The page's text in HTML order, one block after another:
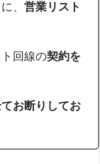
、営業リスト
回線の契約を
お断りしてお